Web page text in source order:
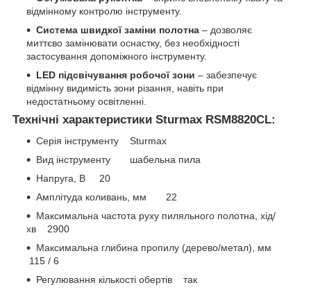
відмінному контролю інструменту.
Система швидкої заміни полотна – дозволяє
миттєво замінювати оснастку, без необхідності
застосування допоміжного інструменту.
LED підсвічування робочої зони – забезпечує
відмінну видимість зони різання, навіть при
недостатньому освітленнi.
Технічні характеристики Sturmax RSM8820CL:
Серія інструменту Sturmax
Вид інструменту шабельна пила
Напруга, В 20
Амплітуда коливань, мм 22
Максимальна частота руху пиляльного полотна, хід/
хв 2900
Максимальна глибина пропилу (дерево/метал), мм
115 / 6
Регулювання кількості обертів так